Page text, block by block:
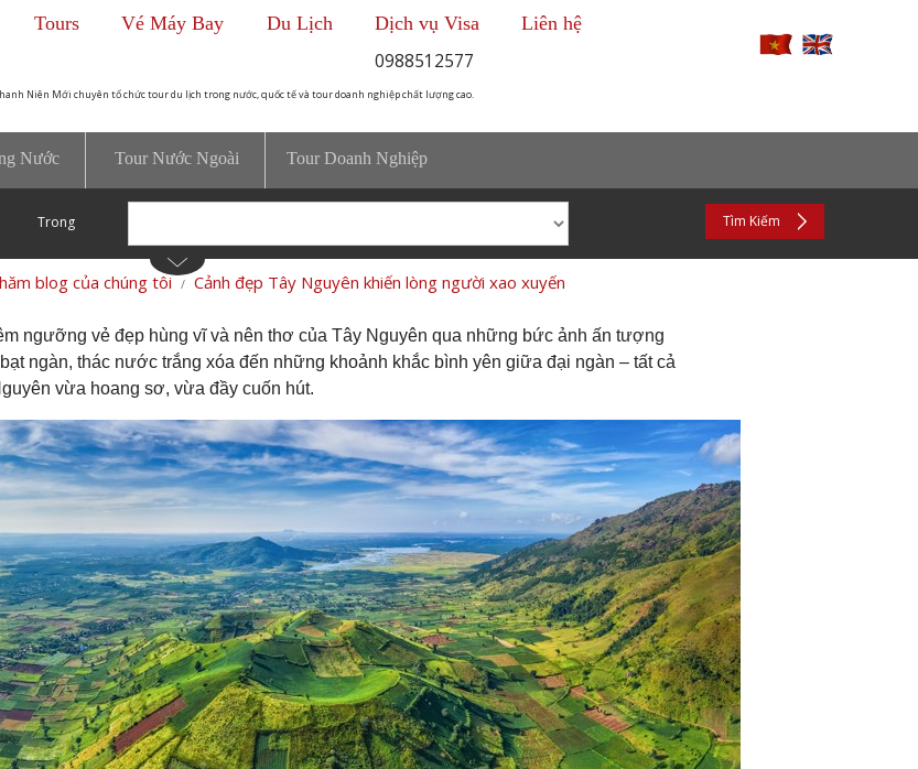
0988512577
Niên Mới chuyên tổ chức tour du lịch trong nước, quốc tế và tour doanh nghiệp chất lượng cao.
Tours Vé Máy Bay Du Lịch Dịch vụ Visa Liên hệ
Nước Tour Nước Ngoài Tour Doanh Nghiệp
Trong Tìm Kiếm
blog của chúng tôi Cảnh đẹp Tây Nguyên khiến lòng người xao xuyến
ngưỡng vẻ đẹp hùng vĩ và nên thơ của Tây Nguyên qua những bức ảnh ấn tượng
ngàn, thác nước trắng xóa đến những khoảnh khắc bình yên giữa đại ngàn – tất cả
vừa hoang sơ, vừa đầy cuốn hút.